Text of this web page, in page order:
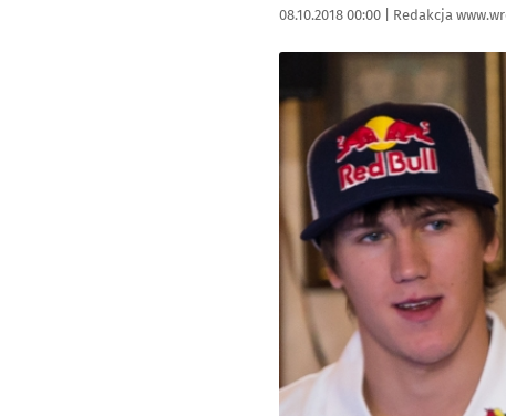
Data publikacji:
08.10.2018 00:00 | Autor:
Redakcja
Kliknij, aby powiększyć